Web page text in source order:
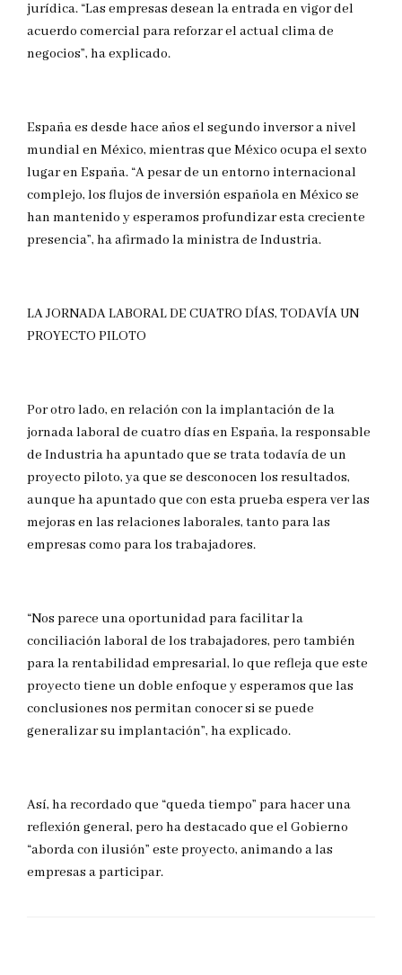
jurídica. “Las empresas desean la entrada en vigor del
acuerdo comercial para reforzar el actual clima de
negocios”, ha explicado.
España es desde hace años el segundo inversor a nivel
mundial en México, mientras que México ocupa el sexto
lugar en España. “A pesar de un entorno internacional
complejo, los flujos de inversión española en México se
han mantenido y esperamos profundizar esta creciente
presencia”, ha afirmado la ministra de Industria.
LA JORNADA LABORAL DE CUATRO DÍAS, TODAVÍA UN
PROYECTO PILOTO
Por otro lado, en relación con la implantación de la
jornada laboral de cuatro días en España, la responsable
de Industria ha apuntado que se trata todavía de un
proyecto piloto, ya que se desconocen los resultados,
aunque ha apuntado que con esta prueba espera ver las
mejoras en las relaciones laborales, tanto para las
empresas como para los trabajadores.
“Nos parece una oportunidad para facilitar la
conciliación laboral de los trabajadores, pero también
para la rentabilidad empresarial, lo que refleja que este
proyecto tiene un doble enfoque y esperamos que las
conclusiones nos permitan conocer si se puede
generalizar su implantación”, ha explicado.
Así, ha recordado que “queda tiempo” para hacer una
reflexión general, pero ha destacado que el Gobierno
“aborda con ilusión” este proyecto, animando a las
empresas a participar.